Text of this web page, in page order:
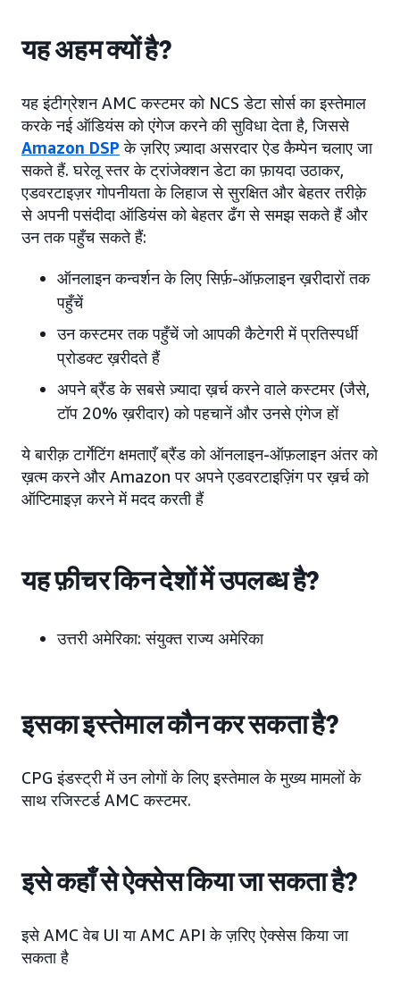
यह अहम क्यों है?
यह इंटीग्रेशन AMC कस्टमर को NCS डेटा सोर्स का इस्तेमाल
करके नई ऑडियंस को एंगेज करने की सुविधा देता है, जिससे
Amazon DSP के ज़रिए ज़्यादा असरदार ऐड कैम्पेन चलाए जा
सकते हैं. घरेलू स्तर के ट्रांजेक्शन डेटा का फ़ायदा उठाकर,
एडवरटाइज़र गोपनीयता के लिहाज से सुरक्षित और बेहतर तरीक़े
से अपनी पसंदीदा ऑडियंस को बेहतर ढँग से समझ सकते हैं और
उन तक पहुँच सकते हैं:
ऑनलाइन कन्वर्शन के लिए सिर्फ़-ऑफ़लाइन ख़रीदारों तक
पहुँचें
उन कस्टमर तक पहुँचें जो आपकी कैटेगरी में प्रतिस्पर्धी
प्रोडक्ट ख़रीदते हैं
अपने ब्रैंड के सबसे ज़्यादा ख़र्च करने वाले कस्टमर (जैसे,
टॉप 20% ख़रीदार) को पहचानें और उनसे एंगेज हों
ये बारीक़ टार्गेटिंग क्षमताएँ ब्रैंड को ऑनलाइन-ऑफ़लाइन अंतर को
ख़त्म करने और Amazon पर अपने एडवरटाइज़िंग पर ख़र्च को
ऑप्टिमाइज़ करने में मदद करती हैं
यह फ़ीचर किन देशों में उपलब्ध है?
उत्तरी अमेरिका: संयुक्त राज्य अमेरिका
इसका इस्तेमाल कौन कर सकता है?
CPG इंडस्ट्री में उन लोगों के लिए इस्तेमाल के मुख्य मामलों के
साथ रजिस्टर्ड AMC कस्टमर.
इसे कहाँ से ऐक्सेस किया जा सकता है?
इसे AMC वेब UI या AMC API के ज़रिए ऐक्सेस किया जा
सकता है